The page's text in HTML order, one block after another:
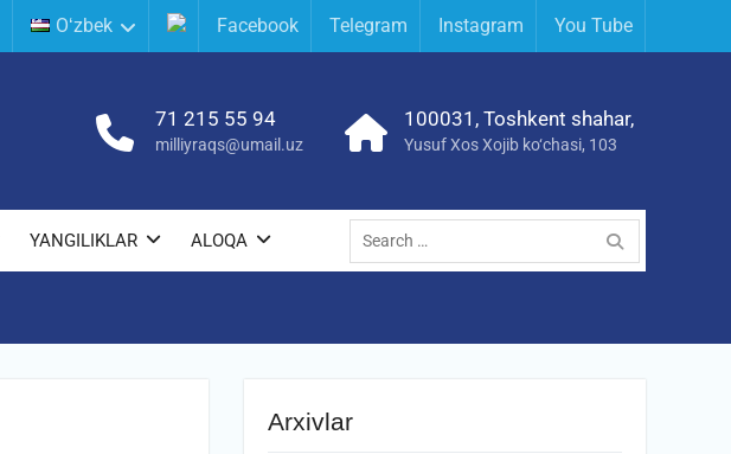
Oʻzbek Facebook Telegram Instagram You Tube
71 215 55 94
milliyraqs@umail.uz
100031, Toshkent shahar,
Yusuf Xos Xojib ko‘chasi, 103
YANGILIKLAR ALOQA
Search
for:
Arxivlar